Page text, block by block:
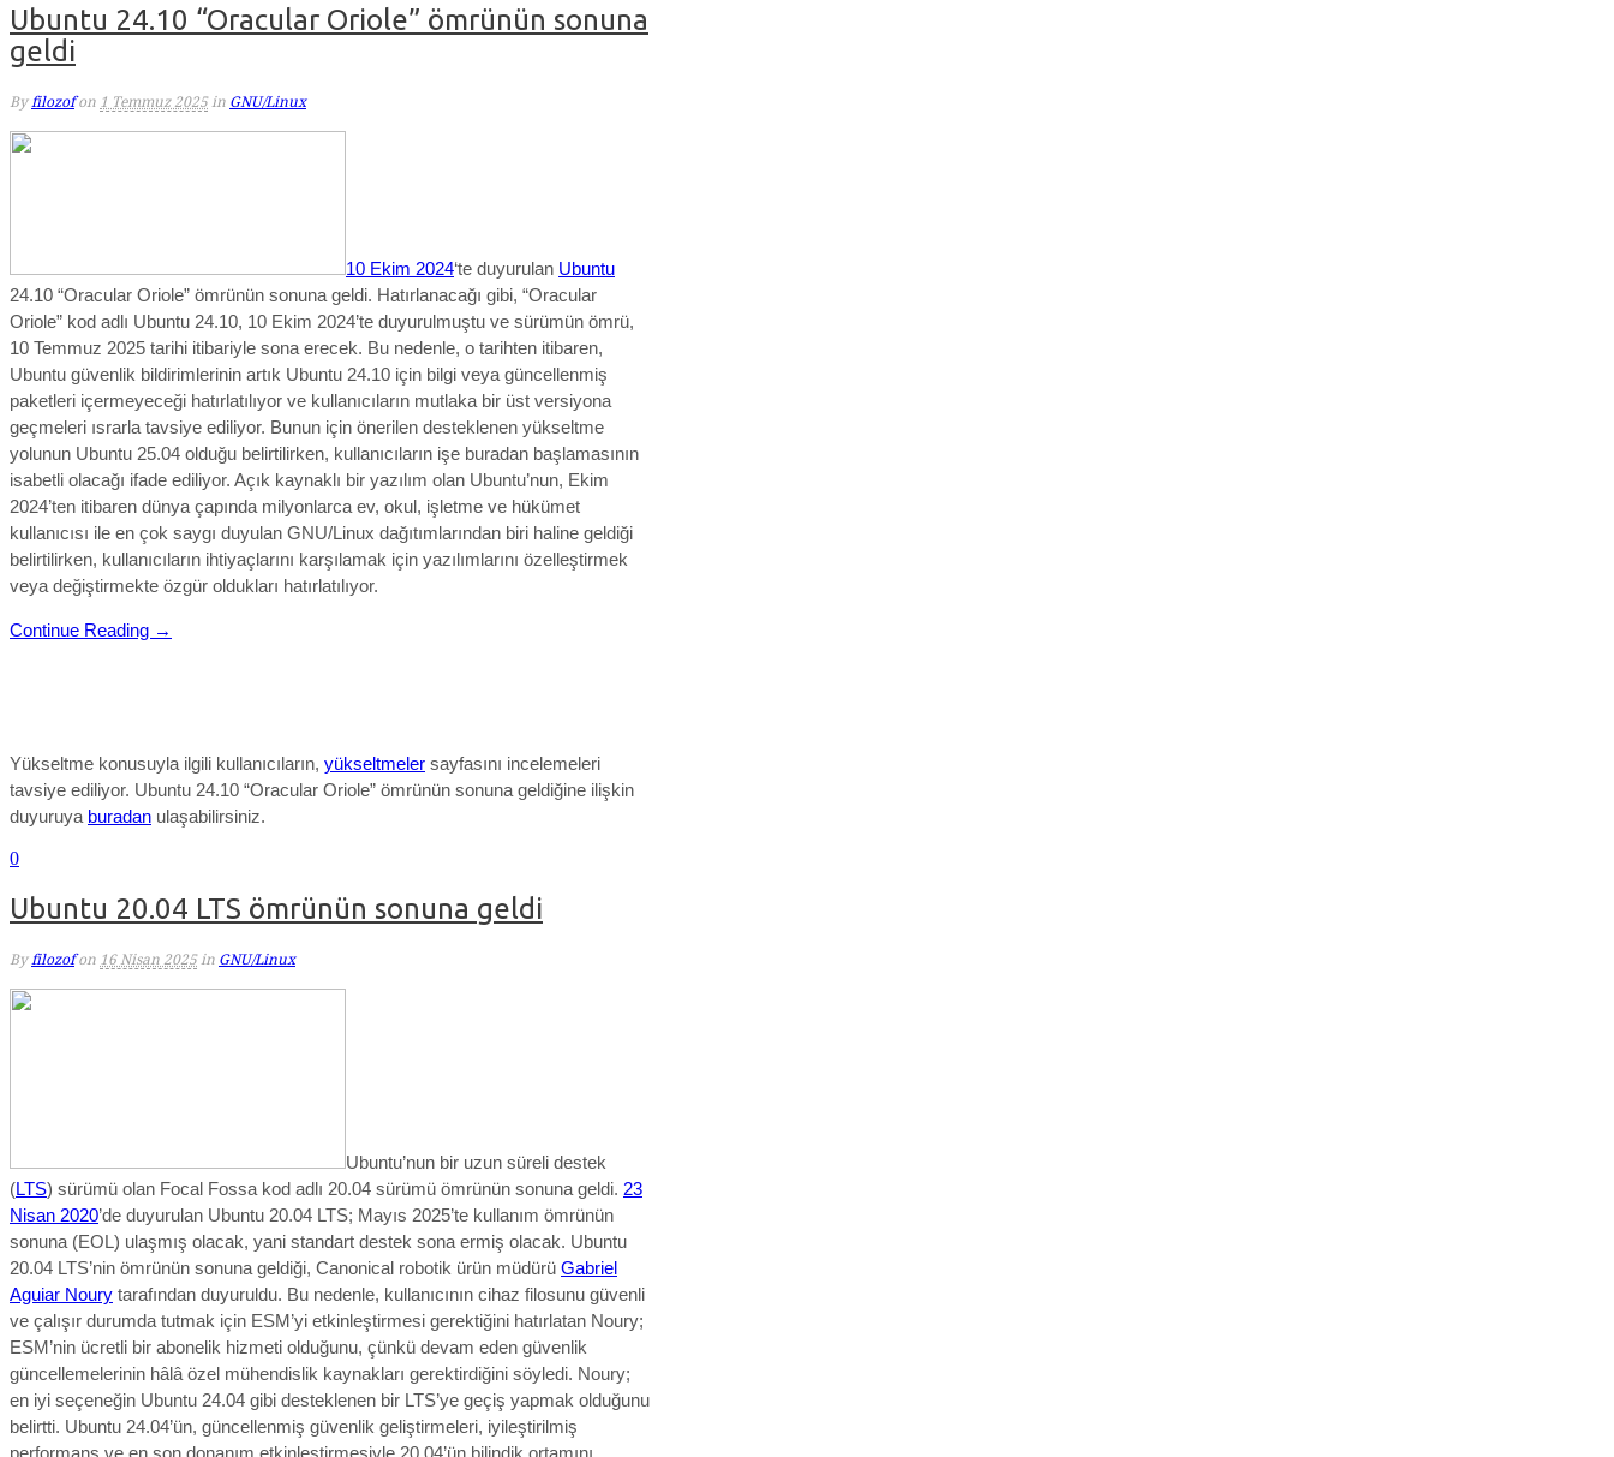
Ubuntu 24.10 “Oracular Oriole” ömrünün sonuna
geldi
By filozof on 1 Temmuz 2025 in GNU/Linux
10 Ekim 2024‘te duyurulan Ubuntu
24.10 “Oracular Oriole” ömrünün sonuna geldi. Hatırlanacağı gibi, “Oracular
Oriole” kod adlı Ubuntu 24.10, 10 Ekim 2024’te duyurulmuştu ve sürümün ömrü,
10 Temmuz 2025 tarihi itibariyle sona erecek. Bu nedenle, o tarihten itibaren,
Ubuntu güvenlik bildirimlerinin artık Ubuntu 24.10 için bilgi veya güncellenmiş
paketleri içermeyeceği hatırlatılıyor ve kullanıcıların mutlaka bir üst versiyona
geçmeleri ısrarla tavsiye ediliyor. Bunun için önerilen desteklenen yükseltme
yolunun Ubuntu 25.04 olduğu belirtilirken, kullanıcıların işe buradan başlamasının
isabetli olacağı ifade ediliyor. Açık kaynaklı bir yazılım olan Ubuntu’nun, Ekim
2024’ten itibaren dünya çapında milyonlarca ev, okul, işletme ve hükümet
kullanıcısı ile en çok saygı duyulan GNU/Linux dağıtımlarından biri haline geldiği
belirtilirken, kullanıcıların ihtiyaçlarını karşılamak için yazılımlarını özelleştirmek
veya değiştirmekte özgür oldukları hatırlatılıyor.
Continue Reading →
Yükseltme konusuyla ilgili kullanıcıların, yükseltmeler sayfasını incelemeleri
tavsiye ediliyor. Ubuntu 24.10 “Oracular Oriole” ömrünün sonuna geldiğine ilişkin
duyuruya buradan ulaşabilirsiniz.
0
Ubuntu 20.04 LTS ömrünün sonuna geldi
By filozof on 16 Nisan 2025 in GNU/Linux
Ubuntu’nun bir uzun süreli destek
(LTS) sürümü olan Focal Fossa kod adlı 20.04 sürümü ömrünün sonuna geldi. 23
Nisan 2020’de duyurulan Ubuntu 20.04 LTS; Mayıs 2025’te kullanım ömrünün
sonuna (EOL) ulaşmış olacak, yani standart destek sona ermiş olacak. Ubuntu
20.04 LTS’nin ömrünün sonuna geldiği, Canonical robotik ürün müdürü Gabriel
Aguiar Noury tarafından duyuruldu. Bu nedenle, kullanıcının cihaz filosunu güvenli
ve çalışır durumda tutmak için ESM’yi etkinleştirmesi gerektiğini hatırlatan Noury;
ESM’nin ücretli bir abonelik hizmeti olduğunu, çünkü devam eden güvenlik
güncellemelerinin hâlâ özel mühendislik kaynakları gerektirdiğini söyledi. Noury;
en iyi seçeneğin Ubuntu 24.04 gibi desteklenen bir LTS’ye geçiş yapmak olduğunu
belirtti. Ubuntu 24.04’ün, güncellenmiş güvenlik geliştirmeleri, iyileştirilmiş
performans ve en son donanım etkinleştirmesiyle 20.04’ün bilindik ortamını